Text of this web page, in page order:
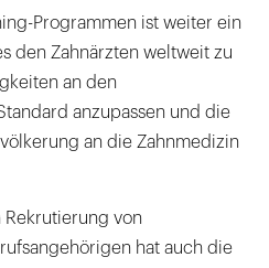
Programmen ist weiter ein
den Zahnärzten weltweit zu
an den
anzupassen und die
an die Zahnmedizin
Rekrutierung von
hat auch die